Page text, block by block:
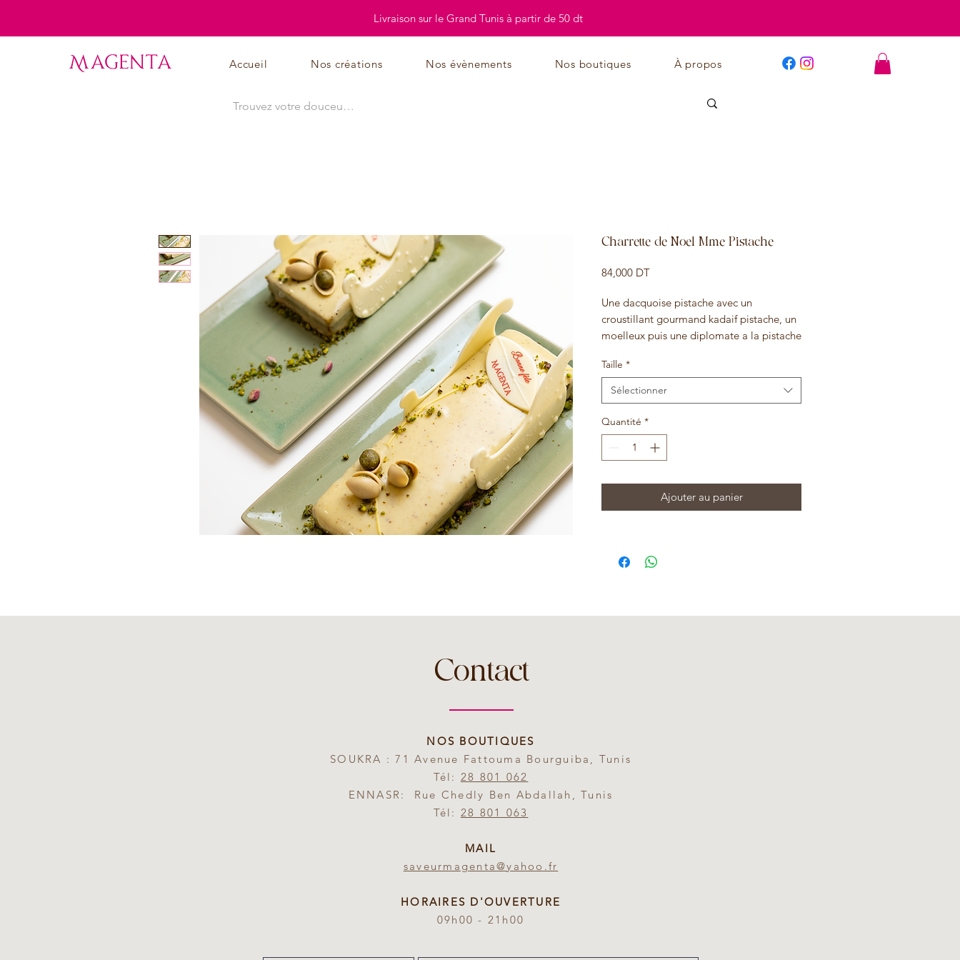
Livraison sur le Grand Tunis à partir de 50 dt
Accueil Nos créations Nos évènements Nos boutiques À propos
Charrette de Noel Mme Pistache
84,000 DTPrix
Une dacquoise pistache avec un
croustillant gourmand kadaif pistache, un
moelleux puis une diplomate a la pistache
Taille *
Sélectionner
Quantité *
Ajouter au panier
Contact
NOS BOUTIQUES
SOUKRA : 71 Avenue Fattouma Bourguiba, Tunis
Tél: 28 801 062
ENNASR: Rue Chedly Ben Abdallah, Tunis
Tél: 28 801 063
MAIL
saveurmagenta@yahoo.fr
HORAIRES D'OUVERTURE
09h00 - 21h00